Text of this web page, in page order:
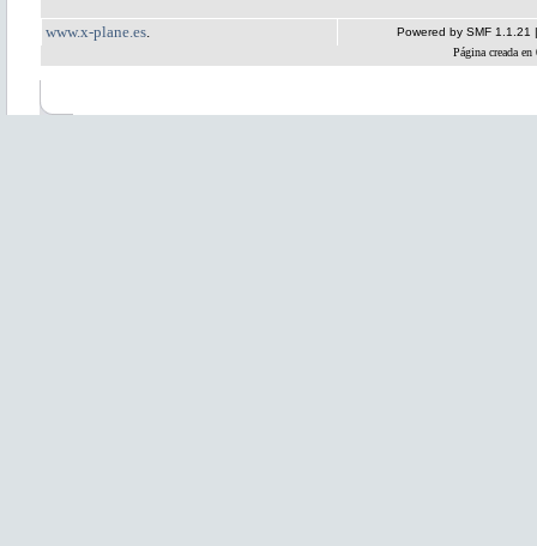
www.x-plane.es Powered by SMF 1.1.21
Página creada